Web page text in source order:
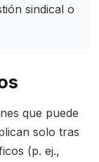
sindical o
que puede
solo tras
(p. ej.,